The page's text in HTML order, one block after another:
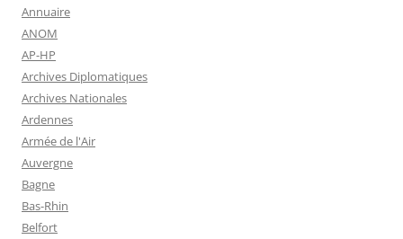
Annuaire
ANOM
AP-HP
Archives Diplomatiques
Archives Nationales
Ardennes
Armée de l'Air
Auvergne
Bagne
Bas-Rhin
Belfort